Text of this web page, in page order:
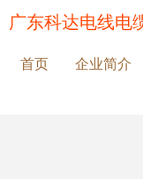
广东科达电线电
首页 企业简介